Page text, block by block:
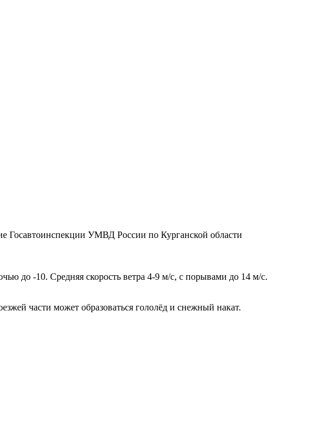
Госавтоинспекции УМВД России по Курганской области
до -10. Средняя скорость ветра 4-9 м/с, с порывами до 14 м/с.
части может образоваться гололёд и снежный накат.